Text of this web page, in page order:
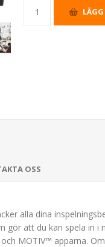
OSS
alla dina
gör att du kan spela
MOTIV™ apparna.